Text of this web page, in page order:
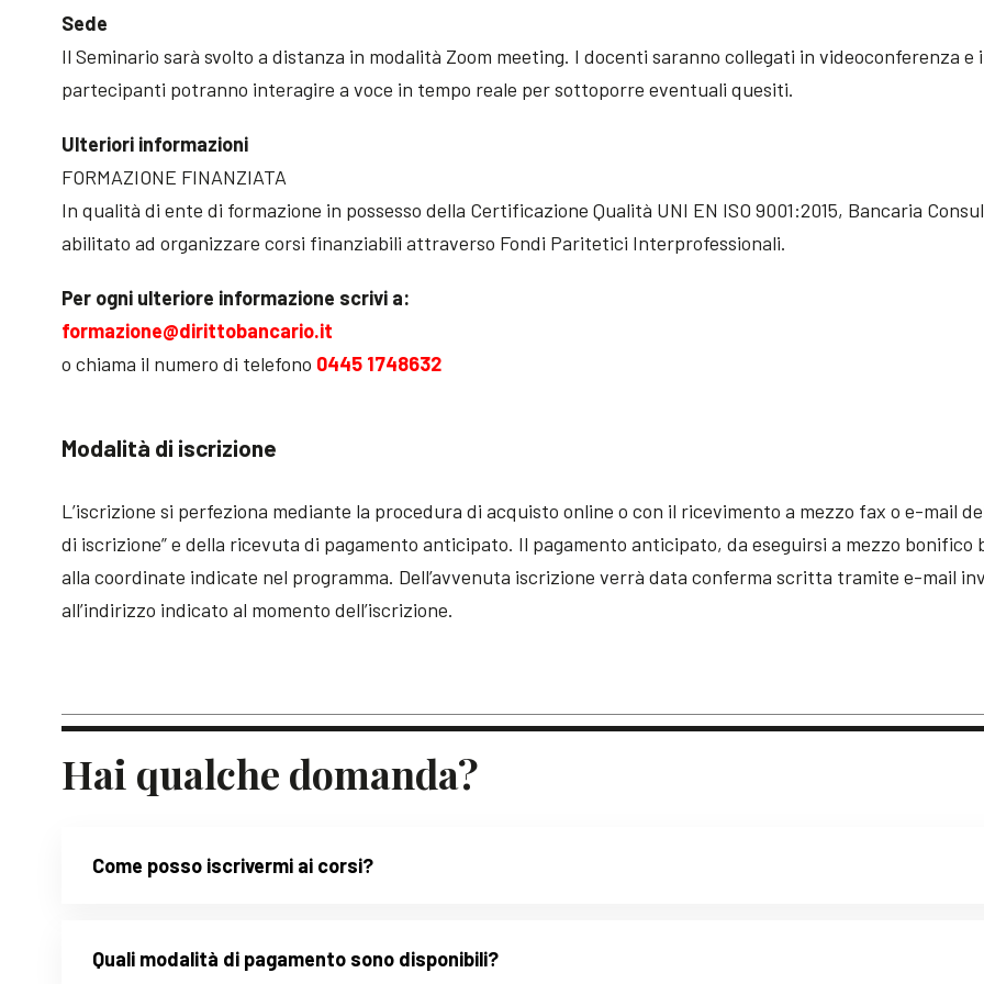
Sede
Il Seminario sarà svolto a distanza in modalità Zoom meeting. I docenti saranno collegati in videoconferenza e i
partecipanti potranno interagire a voce in tempo reale per sottoporre eventuali quesiti.
Ulteriori informazioni
FORMAZIONE FINANZIATA
In qualità di ente di formazione in possesso della Certificazione Qualità UNI EN ISO 9001:2015, Bancaria
abilitato ad organizzare corsi finanziabili attraverso Fondi Paritetici Interprofessionali.
Per ogni ulteriore informazione scrivi a:
formazione@dirittobancario.it
o chiama il numero di telefono 0445 1748632
Modalità di iscrizione
L’iscrizione si perfeziona mediante la procedura di acquisto online o con il ricevimento a mezzo fax o e-mail
di iscrizione” e della ricevuta di pagamento anticipato. Il pagamento anticipato, da eseguirsi a mezzo bonifico
alla coordinate indicate nel programma. Dell’avvenuta iscrizione verrà data conferma scritta tramite e-mail
all’indirizzo indicato al momento dell’iscrizione.
Hai qualche domanda?
Come posso iscrivermi ai corsi?
Quali modalità di pagamento sono disponibili?